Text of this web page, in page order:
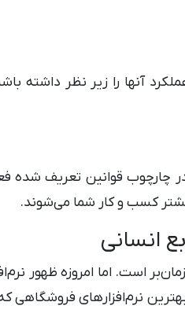
آنها را زیر نظر داشته
چارچوب قوانین تعریف شده
کسب و کار شما می‌شوند.
انسانی
است. اما امروزه ظهور
نرم‌افزارهای